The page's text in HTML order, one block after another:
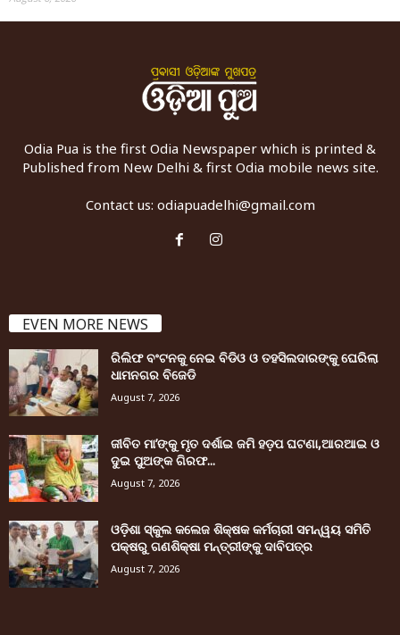
Odia Pua is the first Odia Newspaper which is printed &
Published from New Delhi & first Odia mobile news site.
Contact us: odiapuadelhi@gmail.com
EVEN MORE NEWS
ରିଲିଫ ବଂଟନକୁ ନେଇ ବିଡିଓ ଓ ତହସିଲଦାରଙ୍କୁ ଘେରିଲା
ଧାମନଗର ବିଜେଡି
August 7, 2026
ଜୀବିତ ମା’ଙ୍କୁ ମୃତ ଦର୍ଶାଇ ଜମି ହଡ଼ପ ଘଟଣା,ଆରଆଇ ଓ
ଦୁଇ ପୁଅଙ୍କ ଗିରଫ...
August 7, 2026
ଓଡ଼ିଶା ସ୍କୁଲ କଲେଜ ଶିକ୍ଷକ କର୍ମଚାରୀ ସମନ୍ୱୟ ସମିତି
ପକ୍ଷରୁ ଗଣଶିକ୍ଷା ମନ୍ତ୍ରୀଙ୍କୁ ଦାବିପତ୍ର
August 7, 2026